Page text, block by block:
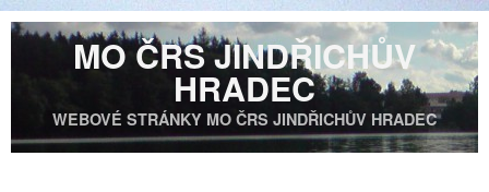
MO ČRS JINDŘICHŮV
HRADEC
WEBOVÉ STRÁNKY MO ČRS JINDŘICHŮV HRADEC